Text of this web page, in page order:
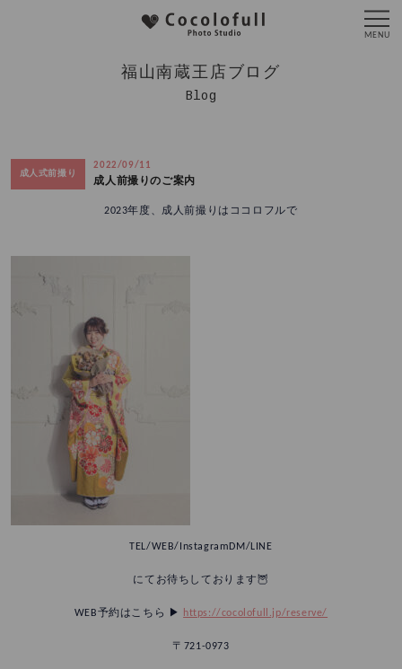
福山南蔵王店ブログ
Blog
成人式前撮り
2022/09/11
成人前撮りのご案内
2023年度、成人前撮りはココロフルで♩
TEL/WEB/InstagramDM/LINE
にてお待ちしております🦉
WEB予約はこちら ▶︎ https://cocolofull.jp/reserve/
〒721-0973